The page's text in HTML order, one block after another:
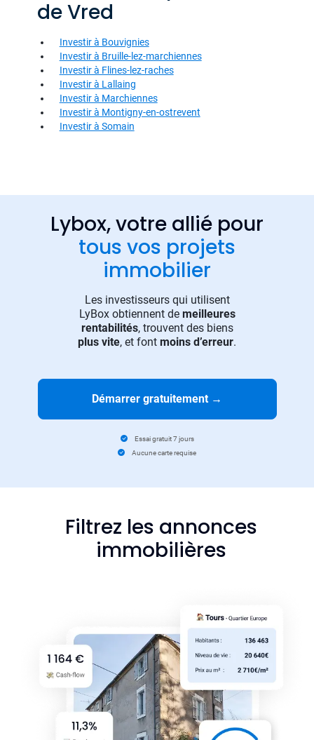
de Vred
Investir à Bouvignies
Investir à Bruille-lez-marchiennes
Investir à Flines-lez-raches
Investir à Lallaing
Investir à Marchiennes
Investir à Montigny-en-ostrevent
Investir à Somain
Lybox, votre allié pour
tous vos projets
immobilier
Les investisseurs qui utilisent
LyBox obtiennent de meilleures
rentabilités, trouvent des biens
plus vite, et font moins d’erreur.
Démarrer gratuitement →
Essai gratuit 7 jours
Aucune carte requise
Filtrez les annonces
immobilières